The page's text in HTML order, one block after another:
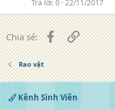
Trả lời 0 22/11/2017
Chia sẻ: FacebookLiên kết
Rao vặt
Kênh Sinh Viên